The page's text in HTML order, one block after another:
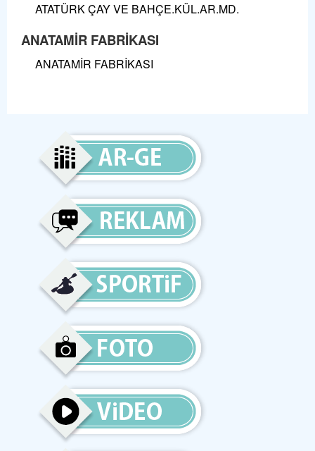
ATATÜRK ÇAY VE BAHÇE.KÜL.AR.MD.
ANATAMİR FABRİKASI
ANATAMİR FABRİKASI